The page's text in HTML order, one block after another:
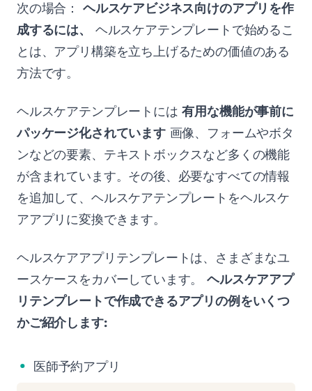
次の場合： ヘルスケアビジネス向けのアプリを作
成するには、
ヘルスケアテンプレートで始めるこ
とは、アプリ構築を立ち上げるための価値のある
方法です。
ヘルスケアテンプレートには有用な機能が事前に
パッケージ化されています画像、フォームやボタ
ンなどの要素、テキストボックスなど多くの機能
が含まれています。その後、必要なすべての情報
を追加して、ヘルスケアテンプレートをヘルスケ
アアプリに変換できます。
ヘルスケアアプリテンプレートは、さまざまなユ
ースケースをカバーしています。ヘルスケアアプ
リテンプレートで作成できるアプリの例をいくつ
かご紹介します:
医師予約アプリ